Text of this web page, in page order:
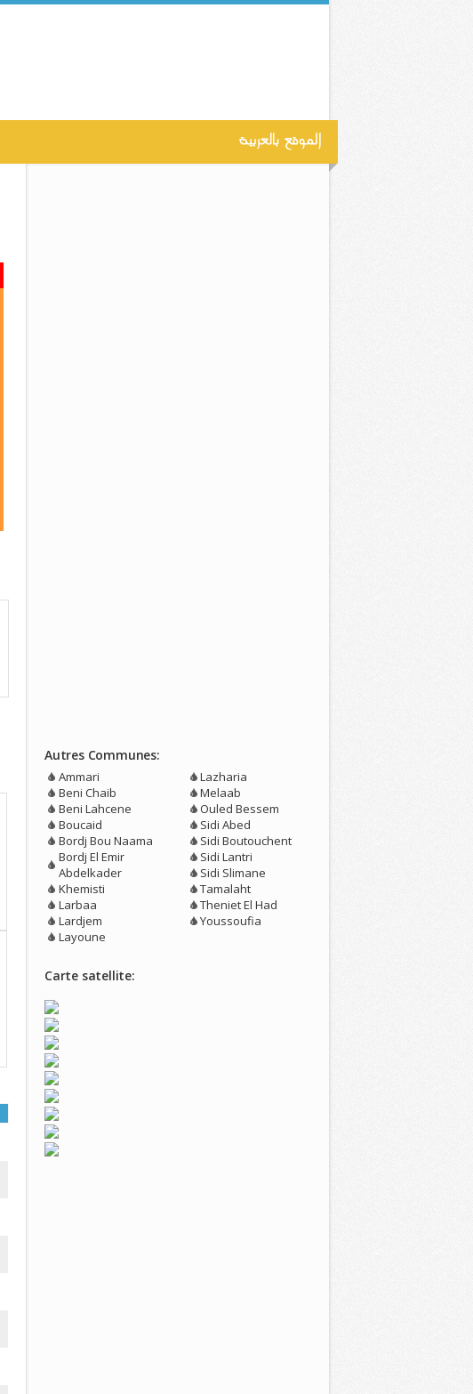
Autres Communes:
Ammari
Beni Chaib
Beni Lahcene
Boucaid
Bordj Bou Naama
Bordj El Emir
Abdelkader
Khemisti
Larbaa
Lardjem
Layoune
Lazharia
Melaab
Ouled Bessem
Sidi Abed
Sidi Boutouchent
Sidi Lantri
Sidi Slimane
Tamalaht
Theniet El Had
Youssoufia
Carte satellite: